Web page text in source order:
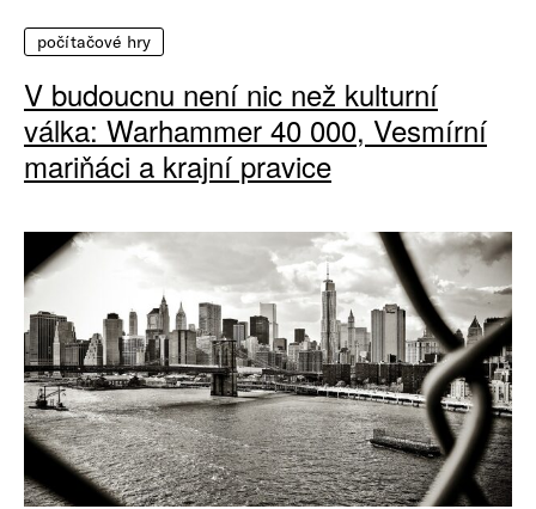
počítačové hry
V budoucnu není nic než kulturní
válka: Warhammer 40 000, Vesmírní
mariňáci a krajní pravice